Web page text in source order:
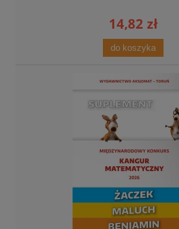
14,82 zł
do koszyka